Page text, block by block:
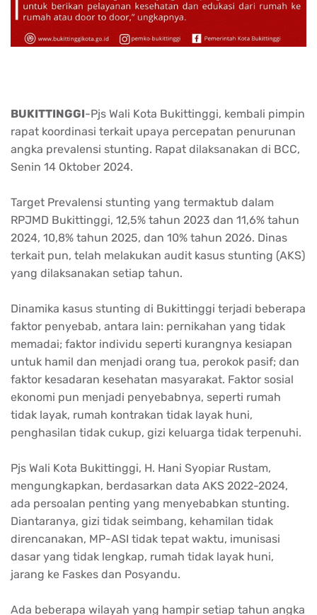
BUKITTINGGI-Pjs Wali Kota Bukittinggi, kembali pimpin
rapat koordinasi terkait upaya percepatan penurunan
angka prevalensi stunting. Rapat dilaksanakan di BCC,
Senin 14 Oktober 2024.
Target Prevalensi stunting yang termaktub dalam
RPJMD Bukittinggi, 12,5% tahun 2023 dan 11,6% tahun
2024, 10,8% tahun 2025, dan 10% tahun 2026. Dinas
terkait pun, telah melakukan audit kasus stunting (AKS)
yang dilaksanakan setiap tahun.
Dinamika kasus stunting di Bukittinggi terjadi beberapa
faktor penyebab, antara lain: pernikahan yang tidak
memadai; faktor individu seperti kurangnya kesiapan
untuk hamil dan menjadi orang tua, perokok pasif; dan
faktor kesadaran kesehatan masyarakat. Faktor sosial
ekonomi pun menjadi penyebabnya, seperti rumah
tidak layak, rumah kontrakan tidak layak huni,
penghasilan tidak cukup, gizi keluarga tidak terpenuhi.
Pjs Wali Kota Bukittinggi, H. Hani Syopiar Rustam,
mengungkapkan, berdasarkan data AKS 2022-2024,
ada persoalan penting yang menyebabkan stunting.
Diantaranya, gizi tidak seimbang, kehamilan tidak
direncanakan, MP-ASI tidak tepat waktu, imunisasi
dasar yang tidak lengkap, rumah tidak layak huni,
jarang ke Faskes dan Posyandu.
Ada beberapa wilayah yang hampir setiap tahun angka